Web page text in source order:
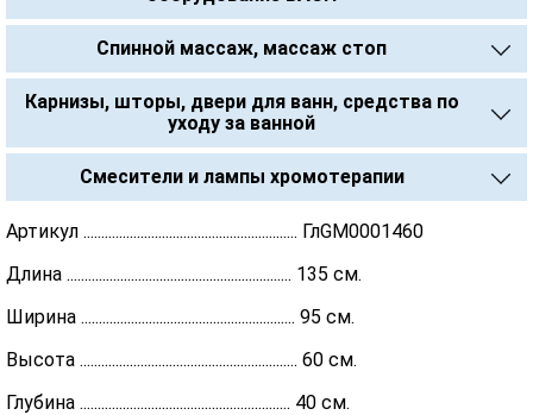
Спинной массаж, массаж стоп
Карнизы, шторы, двери для ванн, средства по
уходу за ванной
Смесители и лампы хромотерапии
Артикул ............................................................ ГлGM0001460
Длина ............................................................... 135 см.
Ширина ............................................................ 95 см.
Высота ............................................................. 60 см.
Глубина ........................................................... 40 см.